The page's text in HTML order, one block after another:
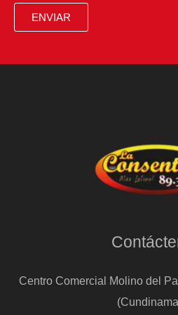
oposición
ENVIAR
Centro Comercial Molino del